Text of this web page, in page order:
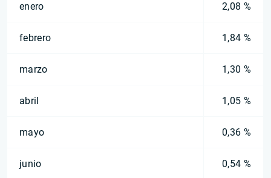
enero 2,08 %
febrero 1,84 %
marzo 1,30 %
abril 1,05 %
mayo 0,36 %
junio 0,54 %